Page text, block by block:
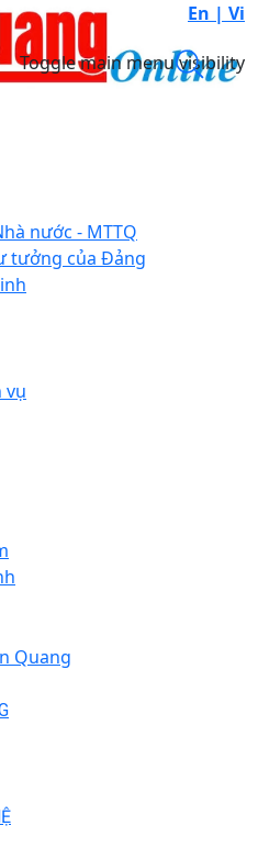
En | Vi
Toggle main menu visibility
nước - MTTQ
tưởng của Đảng
vụ
Quang